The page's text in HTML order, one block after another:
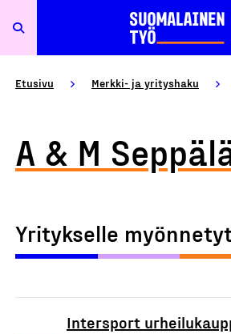
Etusivu Merkki- ja yrityshaku
A & M
Yritykselle
Intersport